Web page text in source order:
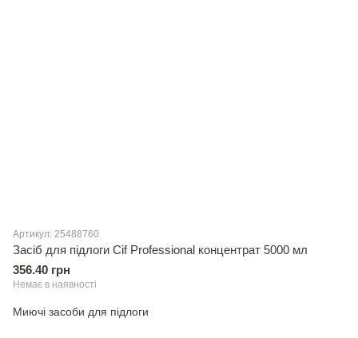
Артикул: 25488760
Засiб для підлоги Cif Professional концентрат 5000 мл
356.40 грн
Немає в наявності
Миючi засоби для пiдлоги